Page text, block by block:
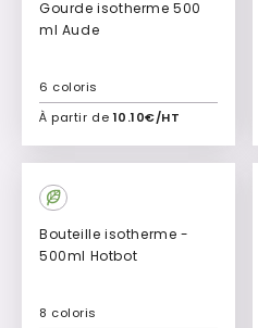
Gourde isotherme 500
ml Aude
À partir de 10.10€/HT
6 coloris
Ajouter à mon devis
Bouteille isotherme -
500ml Hotbot
8 coloris